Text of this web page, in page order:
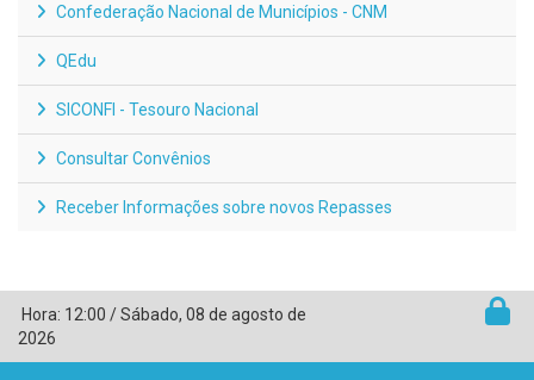
Confederação Nacional de Municípios - CNM
QEdu
SICONFI - Tesouro Nacional
Consultar Convênios
Receber Informações sobre novos Repasses
Hora: 12:00 /Sábado, 08 de agosto de
2026